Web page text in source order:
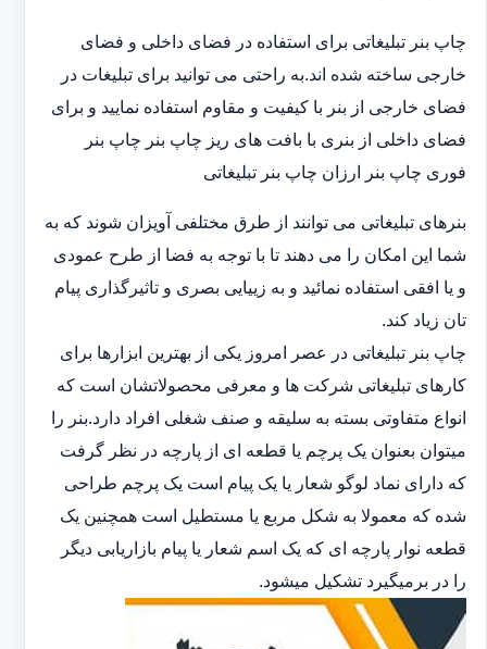
چاپ بنر تبلیغاتی برای استفاده در فضای داخلی و فضای
خارجی ساخته شده اند.به راحتی می توانید برای تبلیغات در
فضای خارجی از بنر با کیفیت و مقاوم استفاده نمایید و برای
فضای داخلی از بنری با بافت های ریز چاپ بنر چاپ بنر
فوری چاپ بنر ارزان چاپ بنر تبلیغاتی
بنرهای تبلیغاتی می توانند از طرق مختلفی آویزان شوند که به
شما این امکان را می دهند تا با توجه به فضا از طرح عمودی
و یا افقی استفاده نمائید و به زییایی بصری و تاثیرگذاری پیام
تان زیاد کند.
چاپ بنر تبلیغاتی در عصر امروز یکی از بهترین ابزارها برای
کارهای تبلیغاتی شرکت ها و معرفی محصولاتشان است که
انواع متفاوتی بسته به سلیقه و صنف شغلی افراد دارد.بنر را
میتوان بعنوان یک پرچم یا قطعه ای از پارچه در نظر گرفت
که دارای نماد لوگو شعار یا یک پیام است یک پرچم طراحی
شده که معمولا به شکل مربع یا مستطیل است همچنین یک
قطعه نوار پارچه ای که یک اسم شعار یا پیام بازاریابی دیگر
را در برمیگیرد تشکیل میشود.